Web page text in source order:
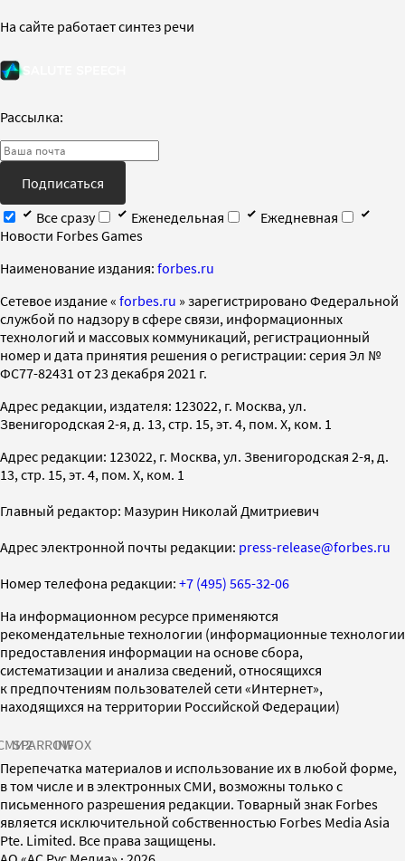
На сайте работает синтез речи
Рассылка:
Подписаться
Все сразу
Еженедельная
Ежедневная
Новости Forbes Games
Наименование издания: forbes.ru
Cетевое издание « forbes.ru » зарегистрировано Федеральной
службой по надзору в сфере связи, информационных
технологий и массовых коммуникаций, регистрационный
номер и дата принятия решения о регистрации: серия Эл №
ФС77-82431 от 23 декабря 2021 г.
Адрес редакции, издателя: 123022, г. Москва, ул.
Звенигородская 2-я, д. 13, стр. 15, эт. 4, пом. X, ком. 1
Адрес редакции: 123022, г. Москва, ул. Звенигородская 2-я, д.
13, стр. 15, эт. 4, пом. X, ком. 1
Главный редактор: Мазурин Николай Дмитриевич
Адрес электронной почты редакции: press-release@forbes.ru
Номер телефона редакции: +7 (495) 565-32-06
На информационном ресурсе применяются
рекомендательные технологии (информационные технологии
предоставления информации на основе сбора,
систематизации и анализа сведений, относящихся
к предпочтениям пользователей сети «Интернет»,
находящихся на территории Российской Федерации)
SPARROWINFOX
Перепечатка материалов и использование их в любой форме,
в том числе и в электронных СМИ, возможны только с
письменного разрешения редакции. Товарный знак Forbes
является исключительной собственностью Forbes Media Asia
Pte. Limited. Все права защищены.